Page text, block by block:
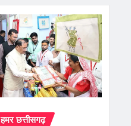
हमर छत्तीसगढ़